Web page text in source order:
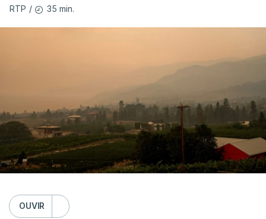
RTP / 35 min.
OUVIR